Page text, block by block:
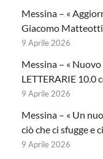
Messina – «
Giacomo Matteotti
9 Aprile 2026
Messina – «
LETTERARIE 10.0
9 Aprile 2026
Messina – « Un
ciò che ci sfugge e
9 Aprile 2026